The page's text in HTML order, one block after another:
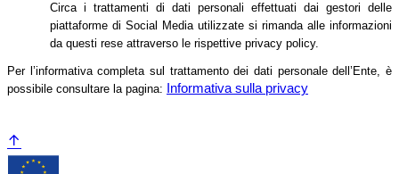
Circa i trattamenti di dati personali effettuati dai gestori delle
piattaforme di Social Media utilizzate si rimanda alle informazioni
da questi rese attraverso le rispettive privacy policy.
Per l’informativa completa sul trattamento dei dati personale dell’Ente, è
possibile consultare la pagina:
Informativa sulla privacy